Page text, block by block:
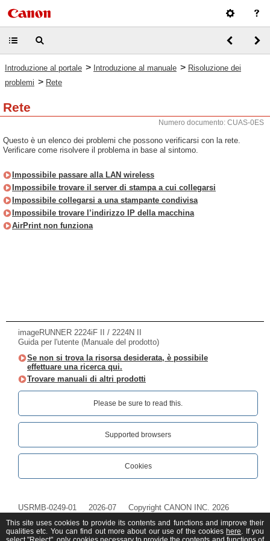
Introduzione al portale > Introduzione al manuale > Risoluzione dei
problemi > Rete
Rete
Numero documento: CUAS-0ES
Questo è un elenco dei problemi che possono verificarsi con la rete.
Verificare come risolvere il problema in base al sintomo.
Impossibile passare alla LAN wireless
Impossibile trovare il server di stampa a cui collegarsi
Impossibile collegarsi a una stampante condivisa
Impossibile trovare l’indirizzo IP della macchina
AirPrint non funziona
imageRUNNER 2224iF II / 2224N II
Guida per l'utente (Manuale del prodotto)
Se non si trova la risorsa desiderata, è possibile
effettuare una ricerca qui.
Trovare manuali di altri prodotti
Please be sure to read this.‎
Supported browsers
Cookies
USRMB-0249-01 2026-07 Copyright CANON INC. 2026
This site uses cookies to provide its contents and functions and improve their
qualities etc. You can find out more about our use of the cookies here. If you